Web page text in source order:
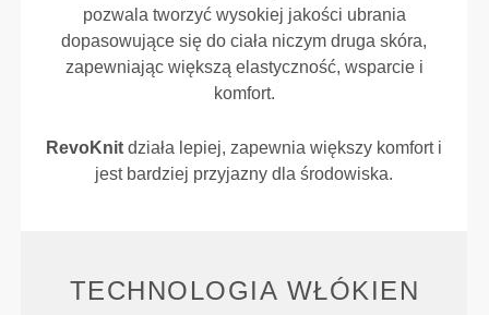
pozwala tworzyć wysokiej jakości ubrania
dopasowujące się do ciała niczym druga skóra,
zapewniając większą elastyczność, wsparcie i
komfort.
RevoKnit działa lepiej, zapewnia większy komfort i
jest bardziej przyjazny dla środowiska.
TECHNOLOGIA WŁÓKIEN